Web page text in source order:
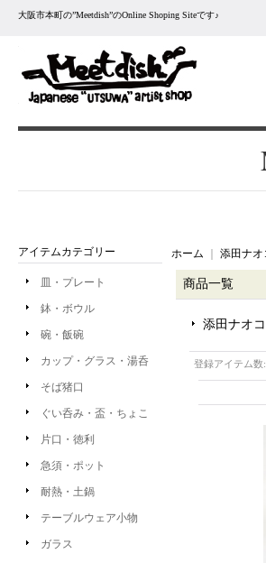
大阪市本町の”Meetdish”のOnline Shoping Siteです♪
アイテムカテゴリー
皿・プレート
鉢・ボウル
碗・飯碗
カップ・グラス・湯呑
そば猪口
ぐい呑み・盃・ちょこ
片口・徳利
急須・ポット
耐熱・土鍋
テーブルウェア小物
ガラス
ホーム 添田ナオ
商品一覧
添田ナオコ
登録アイテム数: